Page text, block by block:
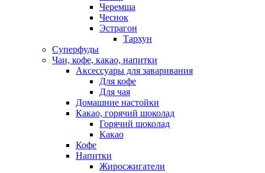
Черемша
Чеснок
Эстрагон
Тархун
Суперфуды
Чаи, кофе, какао, напитки
Аксессуары для заваривания
Для кофе
Для чая
Домашние настойки
Какао, горячий шоколад
Горячий шоколад
Какао
Кофе
Напитки
Жиросжигатели